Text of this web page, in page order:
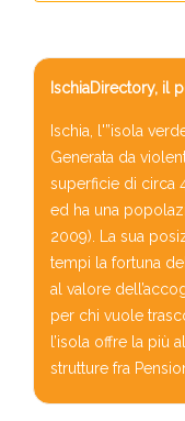
IschiaDirectory, il
Ischia, l'”isola
Generata da
superficie di circa
ed ha una
2009). La sua
tempi la fortuna
al valore
per chi vuole
l’isola offre la più
strutture fra